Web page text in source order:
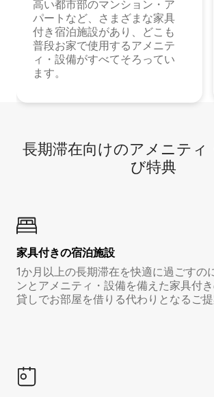
高い都市部のマンション・ア
パートなど、さまざまな家具
付き宿泊施設があり、どこも
普段お家で使用するアメニテ
ィ・設備がすべてそろってい
ます。
長期滞在向け⁠のア⁠メ⁠ニ⁠テ⁠ィ⁠
び特⁠典
家具付き⁠の宿⁠泊⁠施⁠設
1か月以上の長期滞在を快適に過ごすの
ンとアメニティ・設備を備えた家具付
貸しでお部屋を借りる代わりとなるご提